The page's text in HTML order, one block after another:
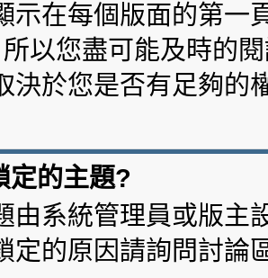
示在每個版面的第一
以您盡可能及時的
決於您是否有足夠的
定的主題?
由系統管理員或版主
定的原因請詢問討論